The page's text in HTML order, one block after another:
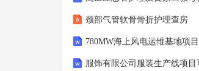
颈部气管软骨骨折护理查房